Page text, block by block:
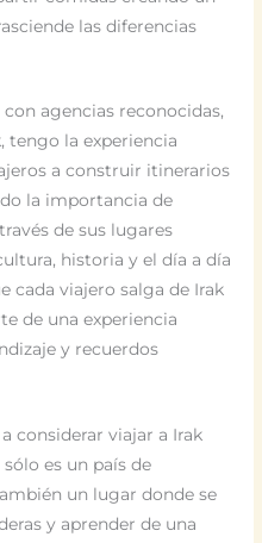
las diferencias
agencias reconocidas,
tengo la experiencia
a construir itinerarios
la importancia de
de sus lugares
historia y el día a día
cada viajero salga de Irak
de una experiencia
y recuerdos
considerar viajar a Irak
es un país de
un lugar donde se
y aprender de una